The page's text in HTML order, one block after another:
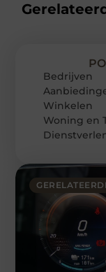
Bedrijven
Winkelen
Woning en